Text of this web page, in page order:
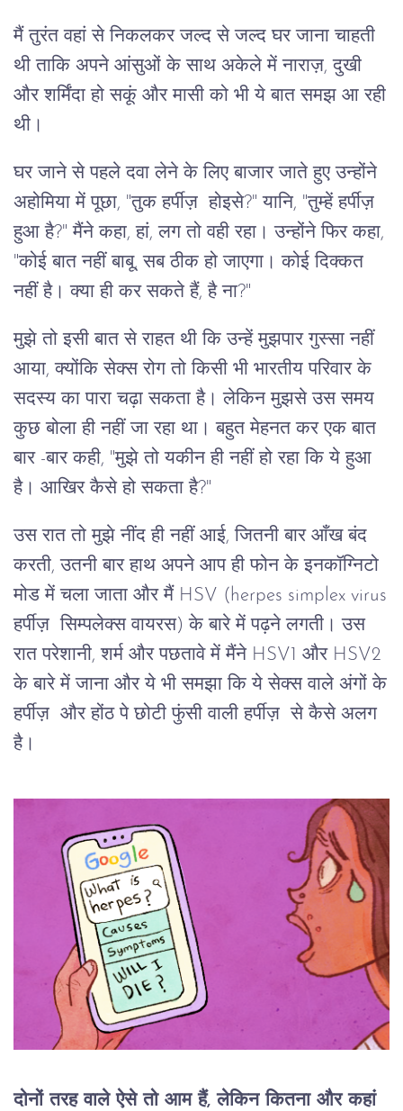
मैं तुरंत वहां से निकलकर जल्द से जल्द घर जाना चाहती
थी ताकि अपने आंसुओं के साथ अकेले में नाराज़, दुखी
और शर्मिंदा हो सकूं और मासी को भी ये बात समझ आ रही
थी।
घर जाने से पहले दवा लेने के लिए बाजार जाते हुए उन्होंने
अहोमिया में पूछा, "तुक हर्पीज़ होइसे?" यानि, "तुम्हें हर्पीज़
हुआ है?" मैंने कहा, हां, लग तो वही रहा। उन्होंने फिर कहा,
"कोई बात नहीं बाबू, सब ठीक हो जाएगा। कोई दिक्कत
नहीं है। क्या ही कर सकते हैं, है ना?"
मुझे तो इसी बात से राहत थी कि उन्हें मुझपार गुस्सा नहीं
आया, क्योंकि सेक्स रोग तो किसी भी भारतीय परिवार के
सदस्य का पारा चढ़ा सकता है। लेकिन मुझसे उस समय
कुछ बोला ही नहीं जा रहा था। बहुत मेहनत कर एक बात
बार -बार कही, "मुझे तो यकीन ही नहीं हो रहा कि ये हुआ
है। आखिर कैसे हो सकता है?"
उस रात तो मुझे नींद ही नहीं आई, जितनी बार आँख बंद
करती, उतनी बार हाथ अपने आप ही फोन के इनकॉग्निटो
मोड में चला जाता और मैं HSV (herpes simplex virus
हर्पीज़ सिम्पलेक्स वायरस) के बारे में पढ़ने लगती। उस
रात परेशानी, शर्म और पछतावे में मैंने HSV1 और HSV2
के बारे में जाना और ये भी समझा कि ये सेक्स वाले अंगों के
हर्पीज़ और होंठ पे छोटी फुंसी वाली हर्पीज़ से कैसे अलग
है।
दोनों तरह वाले ऐसे तो आम हैं, लेकिन कितना और कहां